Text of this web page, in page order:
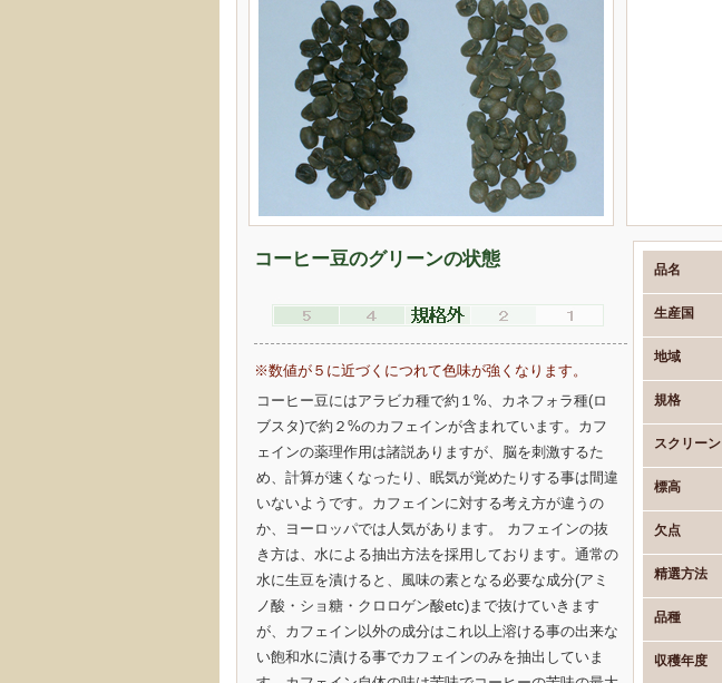
コーヒー豆のグリーンの状態
※数値が５に近づくにつれて色味が強くなります。
コーヒー豆にはアラビカ種で約１%、カネフォラ種(ロ
ブスタ)で約２%のカフェインが含まれています。カフ
ェインの薬理作用は諸説ありますが、脳を刺激するた
め、計算が速くなったり、眠気が覚めたりする事は間違
いないようです。カフェインに対する考え方が違うの
か、ヨーロッパでは人気があります。 カフェインの抜
き方は、水による抽出方法を採用しております。通常の
水に生豆を漬けると、風味の素となる必要な成分(アミ
ノ酸・ショ糖・クロロゲン酸etc)まで抜けていきます
が、カフェイン以外の成分はこれ以上溶ける事の出来な
い飽和水に漬ける事でカフェインのみを抽出していま
品名
生産国
地域
規格
スクリーン
標高
欠点
精選方法
品種
収穫年度